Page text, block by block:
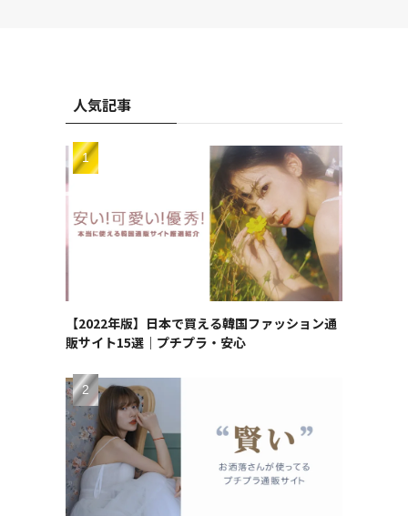
人気記事
【2022年版】日本で買える韓国ファッション通
販サイト15選｜プチプラ・安心